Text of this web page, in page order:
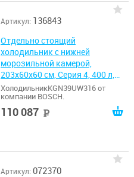
Артикул: 136843
Отдельно стоящий
холодильник с нижней
морозильной камерой,
203х60х60 см, Серия 4, 400 л,
A++, No Frost, белый
ХолодильникKGN39UW316 от
компании BOSCH.
110 087
Артикул: 072370